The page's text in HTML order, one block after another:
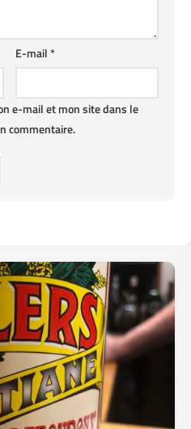
E-mail*
e-mail et mon site dans le
commentaire.